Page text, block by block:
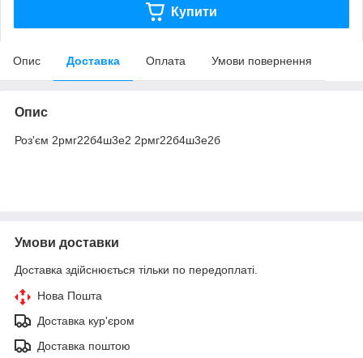
Купити
Опис Доставка Оплата Умови повернення
Опис
Роз'єм 2рмг22б4ш3е2 2рмг22б4ш3е2б
Умови доставки
Доставка здійснюється тільки по передоплаті.
Нова Пошта
Доставка кур'єром
Доставка поштою